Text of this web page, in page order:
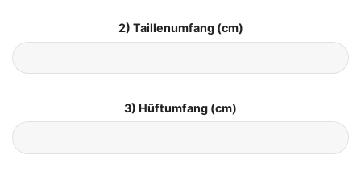
2) Taillenumfang (cm)
3) Hüftumfang (cm)